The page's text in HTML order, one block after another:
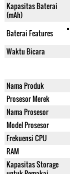
Kapasitas Baterai
(mAh)
Baterai Features
Waktu Bicara
Nama Produk
Prosesor Merek
Nama Prosesor
Model Prosesor
Frekuensi CPU
RAM
Kapasitas Storage